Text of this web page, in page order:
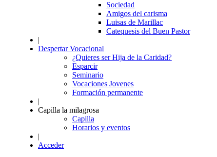
Sociedad
Amigos del carisma
Luisas de Marillac
Catequesis del Buen Pastor
|
Despertar Vocacional
¿Quieres ser Hija de la Caridad?
Esparcir
Seminario
Vocaciones Jovenes
Formación permanente
|
Capilla la milagrosa
Capilla
Horarios y eventos
|
Acceder